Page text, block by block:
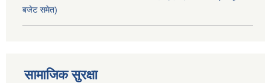
बजेट समेत)
सामाजिक सुरक्षा